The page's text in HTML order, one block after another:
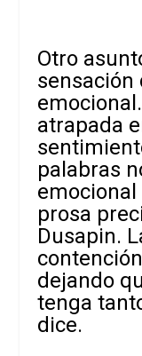
Otro
sensación
atrapada
palabras
emocional
prosa
Dusapin.
dejando
tenga
dice.